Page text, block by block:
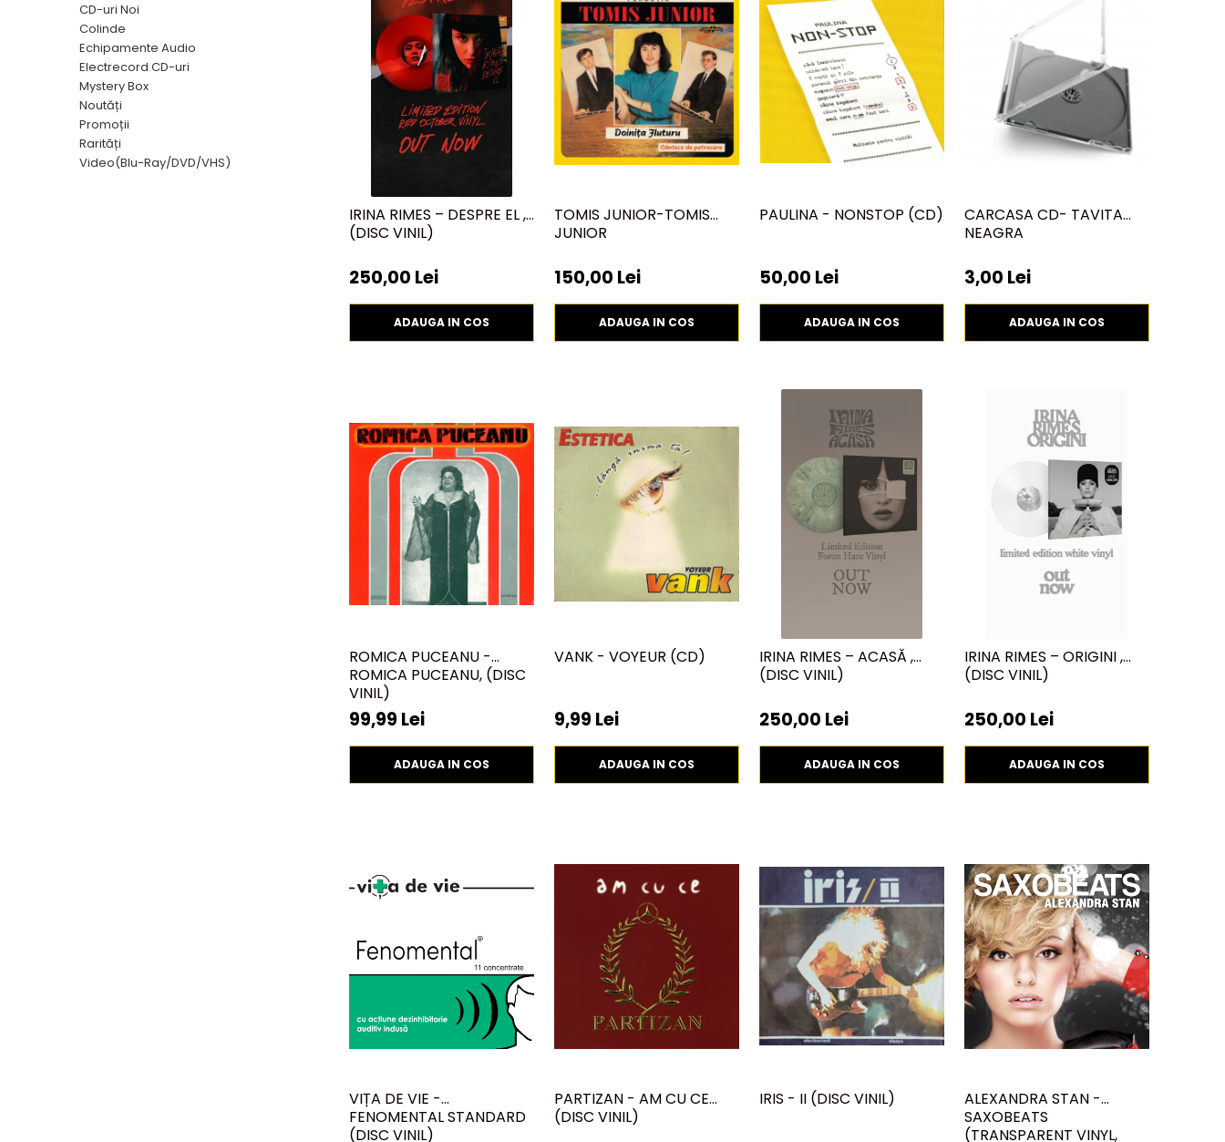
Viniluri Românești
Colecția Electrecord
CD-uri Noi
Colinde
Echipamente Audio
Electrecord CD-uri
Mystery Box
Noutăți
Promoții
Rarități
Video(Blu-Ray/DVD/VHS)
IRINA RIMES – DESPRE EL ,
(DISC VINIL)
250,00 Lei
ADAUGA IN COS
TOMIS JUNIOR-TOMIS
JUNIOR
150,00 Lei
ADAUGA IN COS
PAULINA - NONSTOP (CD)
50,00 Lei
ADAUGA IN COS
CARCASA CD- TAVITA
NEAGRA
3,00 Lei
ADAUGA IN COS
ROMICA PUCEANU -
ROMICA PUCEANU, (DISC
VINIL)
99,99 Lei
ADAUGA IN COS
VANK - VOYEUR (CD)
9,99 Lei
ADAUGA IN COS
IRINA RIMES – ACASĂ ,
(DISC VINIL)
250,00 Lei
ADAUGA IN COS
IRINA RIMES – ORIGINI ,
(DISC VINIL)
250,00 Lei
ADAUGA IN COS
VIȚA DE VIE -
FENOMENTAL STANDARD
(DISC VINIL)
PARTIZAN - AM CU CE
(DISC VINIL)
IRIS - II (DISC VINIL)
ALEXANDRA STAN -
SAXOBEATS
(TRANSPARENT VINYL,